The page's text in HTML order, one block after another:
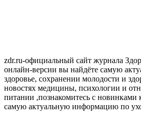
zdr.ru-официальный сайт журнала
онлайн-версии вы найдёте самую
здоровье, сохранении молодости и
новостях медицины, психологии и
питании ,познакомитесь с новинками
самую актуальную информацию по